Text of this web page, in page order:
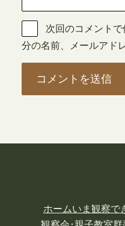
次回のコメント
分の名前、メールアド
ホームいま観察で